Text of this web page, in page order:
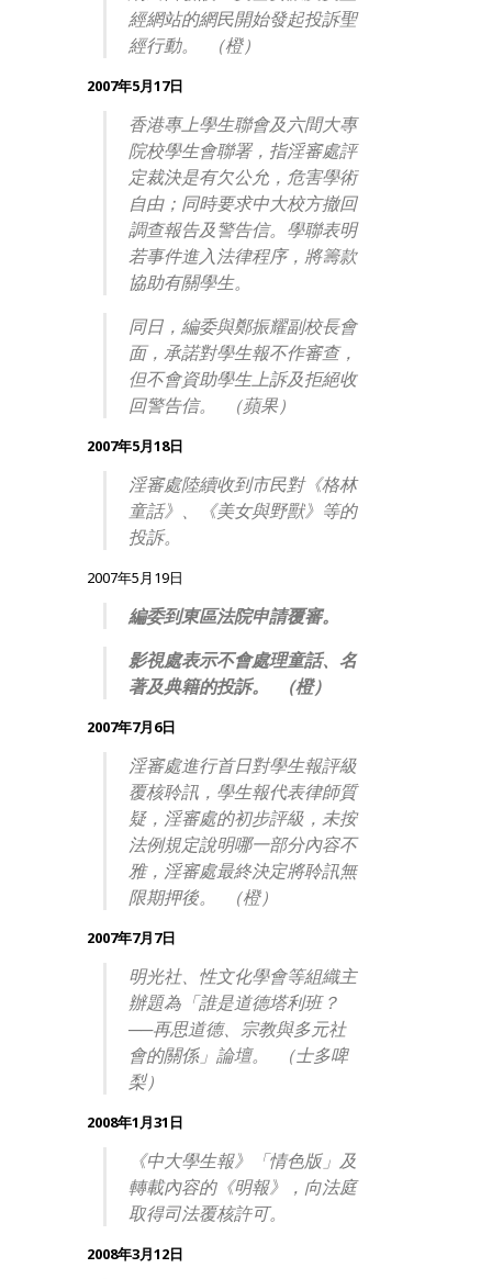
經網站的網民開始發起投訴聖
經行動。 （橙）
2007年5月17日
香港專上學生聯會及六間大專
院校學生會聯署，指淫審處評
定裁決是有欠公允，危害學術
自由；同時要求中大校方撤回
調查報告及警告信。學聯表明
若事件進入法律程序，將籌款
協助有關學生。
同日，編委與鄭振耀副校長會
面，承諾對學生報不作審查，
但不會資助學生上訴及拒絕收
回警告信。 （蘋果）
2007年5月18日
淫審處陸續收到市民對《格林
童話》、《美女與野獸》等的
投訴。
2007年5月19日
編委到東區法院申請覆審。
影視處表示不會處理童話、名
著及典籍的投訴。 （橙）
2007年7月6日
淫審處進行首日對學生報評級
覆核聆訊，學生報代表律師質
疑，淫審處的初步評級，未按
法例規定說明哪一部分內容不
雅，淫審處最終決定將聆訊無
限期押後。 （橙）
2007年7月7日
明光社、性文化學會等組織主
辦題為「誰是道德塔利班？
──再思道德、宗教與多元社
會的關係」論壇。 （士多啤
梨）
2008年1月31日
《中大學生報》「情色版」及
轉載內容的《明報》，向法庭
取得司法覆核許可。
2008年3月12日